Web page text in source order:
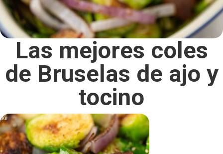
Las mejores coles
de Bruselas de ajo y
tocino